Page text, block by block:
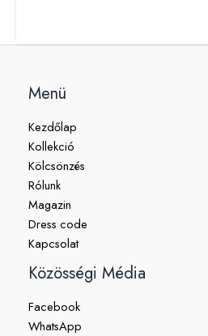
Menü
Kezdőlap
Kollekció
Kölcsönzés
Rólunk
Magazin
Dress code
Kapcsolat
Közösségi Média
Facebook
WhatsApp